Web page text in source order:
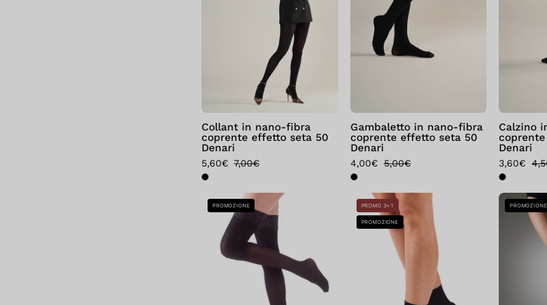
coprente
effetto
seta
50
Denari
Collant in nano-fibra
coprente effetto seta 50
Denari
5,60€ 7,00€
50
Gambaletto in nano-fibra
coprente effetto seta 50
Denari
4,00€ 5,00€
Calzino
Denari
3,60€
Bellissima:
Autoreggenti
Micro
50
Nero
PROMOZIONE
Calzino
Micro
Nero
PROMO 3+1
PROMOZIONE
PROMOZIONE